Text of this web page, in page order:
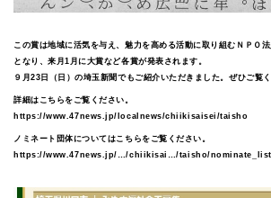
この賞は地域に活気を与え、魅力を高める活動に取り組むＮＰＯ
となり、来月1月に大賞など各賞が発表されます。
９月23日（日）の埼玉新聞でもご紹介いただきました。ぜひご覧く
詳細はこちらをご覧ください。
https://www.47news.jp/localnews/chiikisaisei/taisho
ノミネート団体についてはこちらをご覧ください。
https://www.47news.jp/…/chiikisai…/taisho/